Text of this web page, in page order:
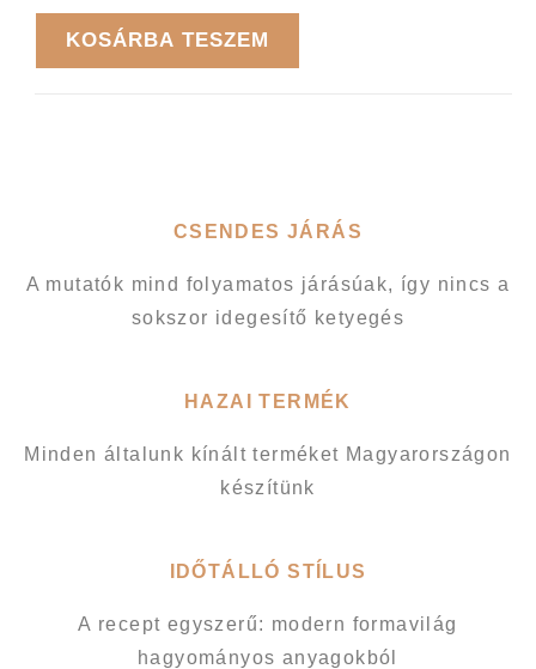
KOSÁRBA TESZEM
CSENDES JÁRÁS
A mutatók mind folyamatos járásúak, így nincs a
sokszor idegesítő ketyegés
HAZAI TERMÉK
Minden általunk kínált terméket Magyarországon
készítünk
IDŐTÁLLÓ STÍLUS
A recept egyszerű: modern formavilág
hagyományos anyagokból